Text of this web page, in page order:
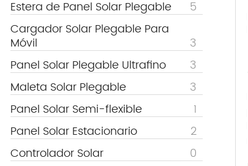
Estera de Panel Solar Plegable
5
Cargador Solar Plegable Para
Móvil
3
Panel Solar Plegable Ultrafino
3
Maleta Solar Plegable
3
Panel Solar Semi-flexible
1
Panel Solar Estacionario
2
Controlador Solar
0